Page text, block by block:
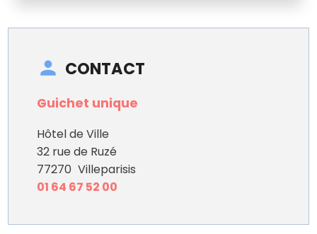
CONTACT
Guichet unique
Hôtel de Ville
32 rue de Ruzé
77270 Villeparisis
01 64 67 52 00